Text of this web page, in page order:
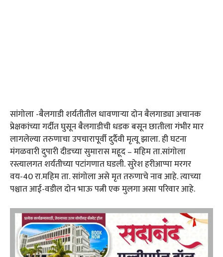
सांगोला -बैलगाडी शर्यतीतील धावणार्‍या दोन बैलगाड्या अचानक
प्रेक्षकांच्या गर्दीत घुसून बैलगाडीची धडक बसून छातीला गंभीर मार
लागलेल्या तरुणाचा उपचारापूर्वी दुर्दैवी मृत्यू झाला. ही घटना
मंगळवारी दुपारी दीडच्या सुमारास महूद – महिम ता.सांगोला
रस्त्यालगत शर्यतीच्या पटांगणात घडली. सुरेश हरीआप्पा मरगर
वय-40 रा.महिम ता. सांगोला असे मृत तरुणाचे नाव आहे. त्याच्या
पश्चात आई-वडील दोन भाऊ पत्नी एक मुलगा असा परिवार आहे.